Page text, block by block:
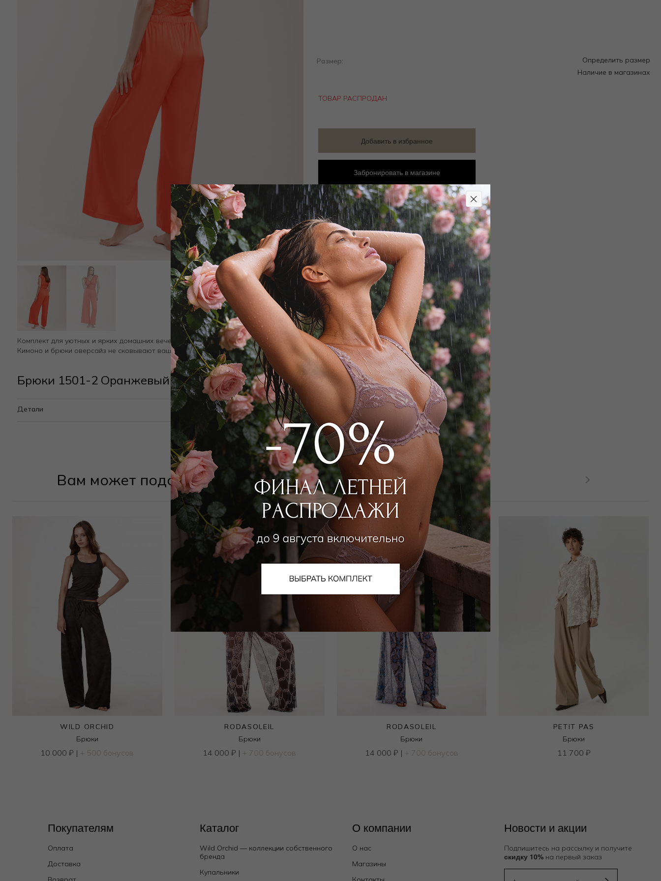
Комплект для уютных и ярких домашних вечеров состоит из топа, кимоно и брюк.
Кимоно и брюки оверсайз не сковывают ваши движения, обеспечивают комфорт.
Брюки 1501-2 Оранжевый
Детали
Размер:
Определить размер
Наличие в магазинах
ТОВАР РАСПРОДАН
Добавить в избранное
Забронировать в магазине
Вам может подойти
WILD ORCHID
Брюки
10 000₽ | + 500 бонусов
RODASOLEIL
Брюки
14 000₽ | + 700 бонусов
RODASOLEIL
Брюки
14 000 ₽ | + 700 бонусов
PETIT PAS
Брюки
11 700 ₽
Покупателям
Оплата
Доставка
Каталог
Wild Orchid — коллекции собственного
бренда
Купальники
О компании
О нас
Магазины
Новости и акции
Подпишитесь на рассылку и получите
скидку 10%на первый заказ